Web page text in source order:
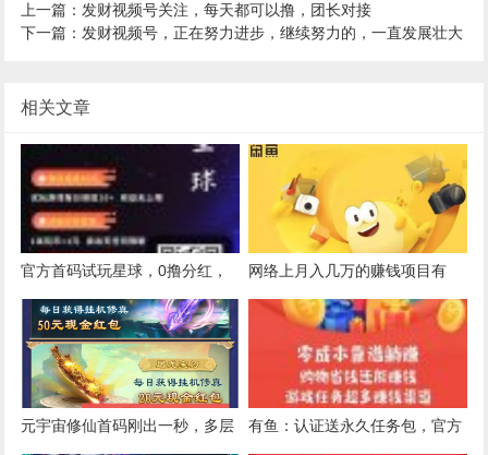
上一篇：发财视频号关注，每天都可以撸，团长对接
下一篇：发财视频号，正在努力进步，继续努力的，一直发展壮大
相关文章
官方首码试玩星球，0撸分红，
两种收益
网络上月入几万的赚钱项目有
吗？
元宇宙修仙首码刚出一秒，多层
有鱼：认证送永久任务包，官方